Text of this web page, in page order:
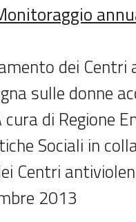
dei Centri
sulle donne
cura di Regione
Sociali in
Centri
2013